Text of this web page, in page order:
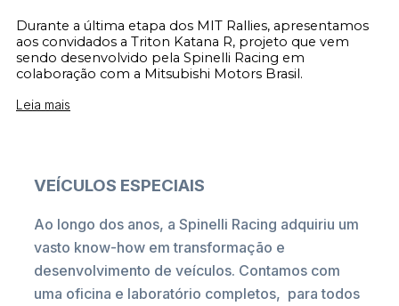
Durante a última etapa dos MIT Rallies, apresentamos
aos convidados a Triton Katana R, projeto que vem
sendo desenvolvido pela Spinelli Racing em
colaboração com a Mitsubishi Motors Brasil.
Leia mais
VEÍCULOS ESPECIAIS
Ao longo dos anos, a Spinelli Racing adquiriu um
vasto know-how em transformação e
desenvolvimento de veículos. Contamos com
uma oficina e laboratório completos, para todos